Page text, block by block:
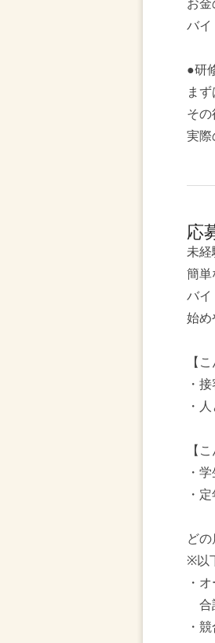
お金
バイ
●研
ま
そ
実際
応
未経
簡単
バイ
始め
【
・
・
【
・
・
どの
※以
・
合
・